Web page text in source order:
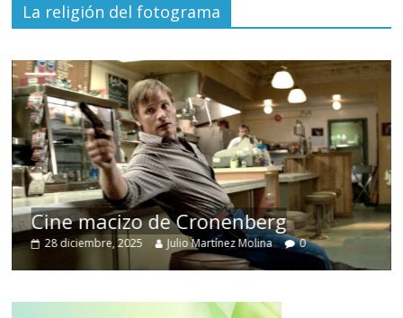
La religión del fotograma
Cine macizo de Cronenberg
28 diciembre, 2025 Julio Martínez Molina 0